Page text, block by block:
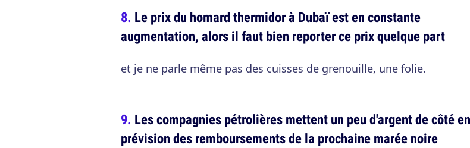
Le prix du homard thermidor à Dubaï est en constante
augmentation, alors il faut bien reporter ce prix quelque part
et je ne parle même pas des cuisses de grenouille, une folie.
Les compagnies pétrolières mettent un peu d'argent de côté en
prévision des remboursements de la prochaine marée noire